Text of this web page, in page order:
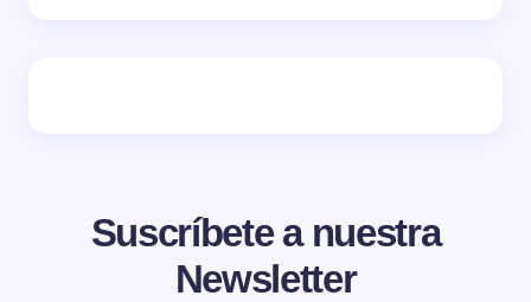
Suscríbete a nuestra
Newsletter